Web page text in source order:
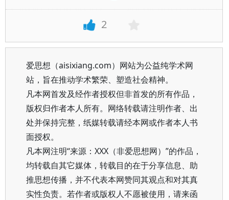
2
爱思想（aisixiang.com）网站为公益纯学术网
站，旨在推动学术繁荣、塑造社会精神。
凡本网首发及经作者授权但非首发的所有作品，
版权归作者本人所有。网络转载请注明作者、出
处并保持完整，纸媒转载请经本网或作者本人书
面授权。
凡本网注明“来源：XXX（非爱思想网）”的作品，
均转载自其它媒体，转载目的在于分享信息、助
推思想传播，并不代表本网赞同其观点和对其真
实性负责。若作者或版权人不愿被使用，请来函